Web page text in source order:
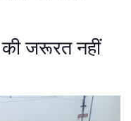
जरूरत नहीं